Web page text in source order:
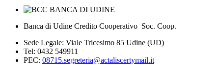
Banca di Udine Credito Cooperativo Soc. Coop.
Sede Legale: Viale Tricesimo 85 Udine (UD)
Tel: 0432 549911
PEC: 08715.segreteria@actaliscertymail.it